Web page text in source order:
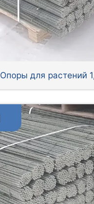
Опоры для растений